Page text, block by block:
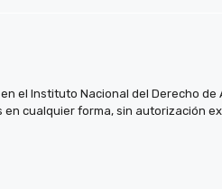
el Instituto Nacional del Derecho
cualquier forma, sin autorización